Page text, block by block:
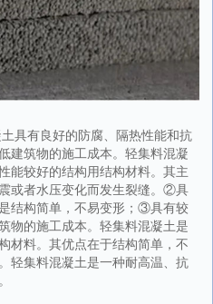
具有良好的防腐、隔热性能和抗
建筑物的施工成本。轻集料混凝
能较好的结构用结构材料。其主
或者水压变化而发生裂缝。②具
结构简单，不易变形；③具有较
物的施工成本。轻集料混凝土是
材料。其优点在于结构简单，不
轻集料混凝土是一种耐高温、抗